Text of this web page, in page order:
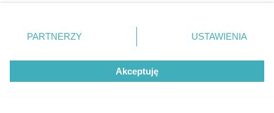
zmienić/wycofać klikając przycisk ustawień prywatności
znajdujący się w lewym dolnym rogu strony
rodzaje przetwarzania danych nie wymagają zgody
użytkownika, ale masz prawo sprzeciwić się takiemu
przetwarzaniu. Preferencje będą miały zastosowanie tylko
PARTNERZY USTAWIENIA
Akceptuję